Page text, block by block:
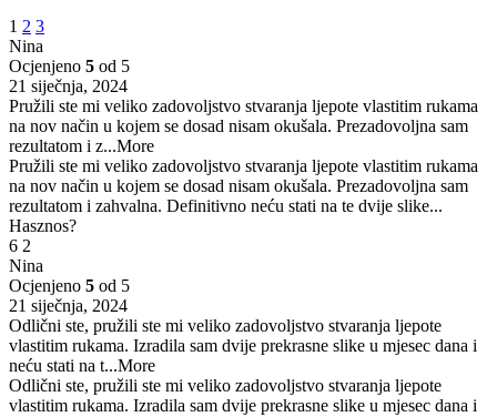
1 2 3
Nina
Ocjenjeno 5 od 5
21 siječnja, 2024
Pružili ste mi veliko zadovoljstvo stvaranja ljepote vlastitim rukama
na nov način u kojem se dosad nisam okušala. Prezadovoljna sam
rezultatom i z...More
Pružili ste mi veliko zadovoljstvo stvaranja ljepote vlastitim rukama
na nov način u kojem se dosad nisam okušala. Prezadovoljna sam
rezultatom i zahvalna. Definitivno neću stati na te dvije slike...
Hasznos?
6 2
Nina
Ocjenjeno 5 od 5
21 siječnja, 2024
Odlični ste, pružili ste mi veliko zadovoljstvo stvaranja ljepote
vlastitim rukama. Izradila sam dvije prekrasne slike u mjesec dana i
neću stati na t...More
Odlični ste, pružili ste mi veliko zadovoljstvo stvaranja ljepote
vlastitim rukama. Izradila sam dvije prekrasne slike u mjesec dana i